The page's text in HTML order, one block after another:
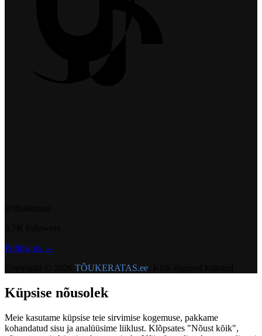
Follow us →
TÕUKERATAS.ee
Küpsise nõusolek
Meie kasutame küpsise teie sirvimise kogemuse, pakkame
kohandatud sisu ja analüüsime liiklust. Klõpsates "Nõust kõik",